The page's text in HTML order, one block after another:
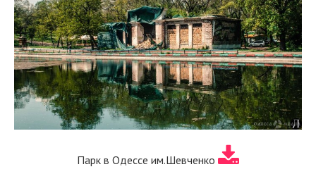
Парк в Одессе им.Шевченко